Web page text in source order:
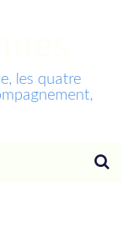
les quatre